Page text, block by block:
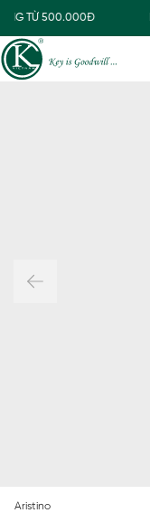
TỪ 500.000Đ
Aristino